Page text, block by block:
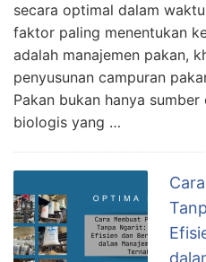
secara optimal dalam
faktor paling menentukan
adalah manajemen pakan,
penyusunan campuran
Pakan bukan hanya
biologis yang …